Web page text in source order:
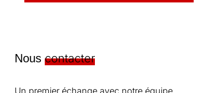
Nous contacter
Un premier échange avec notre équipe